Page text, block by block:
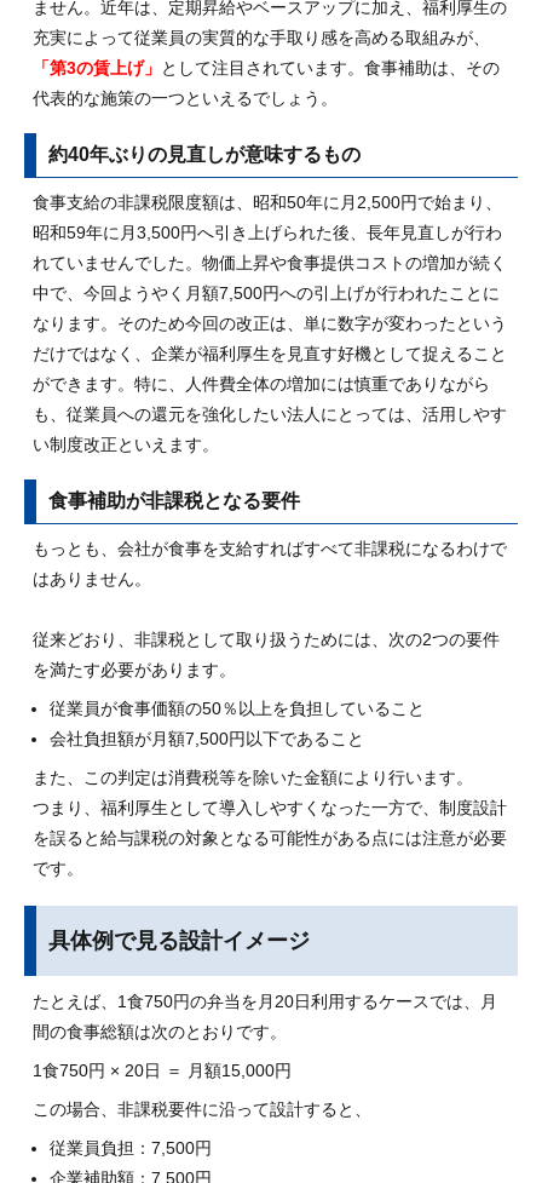
ません。近年は、定期昇給やベースアップに加え、福利厚生の
充実によって従業員の実質的な手取り感を高める取組みが、
「第3の賃上げ」 として注目されています。食事補助は、その
代表的な施策の一つといえるでしょう。
約40年ぶりの見直しが意味するもの
食事支給の非課税限度額は、昭和50年に月2,500円で始まり、
昭和59年に月3,500円へ引き上げられた後、長年見直しが行わ
れていませんでした。物価上昇や食事提供コストの増加が続く
中で、今回ようやく月額7,500円への引上げが行われたことに
なります。そのため今回の改正は、単に数字が変わったという
だけではなく、企業が福利厚生を見直す好機として捉えること
ができます。特に、人件費全体の増加には慎重でありながら
も、従業員への還元を強化したい法人にとっては、活用しやす
い制度改正といえます。
食事補助が非課税となる要件
もっとも、会社が食事を支給すればすべて非課税になるわけで
はありません。
従来どおり、非課税として取り扱うためには、次の2つの要件
を満たす必要があります。
従業員が食事価額の50％以上を負担していること
会社負担額が月額7,500円以下であること
また、この判定は消費税等を除いた金額により行います。
つまり、福利厚生として導入しやすくなった一方で、制度設計
を誤ると給与課税の対象となる可能性がある点には注意が必要
です。
具体例で見る設計イメージ
たとえば、1食750円の弁当を月20日利用するケースでは、月
間の食事総額は次のとおりです。
1食750円 × 20日 ＝ 月額15,000円
この場合、非課税要件に沿って設計すると、
従業員負担：7,500円
企業補助額：7,500円